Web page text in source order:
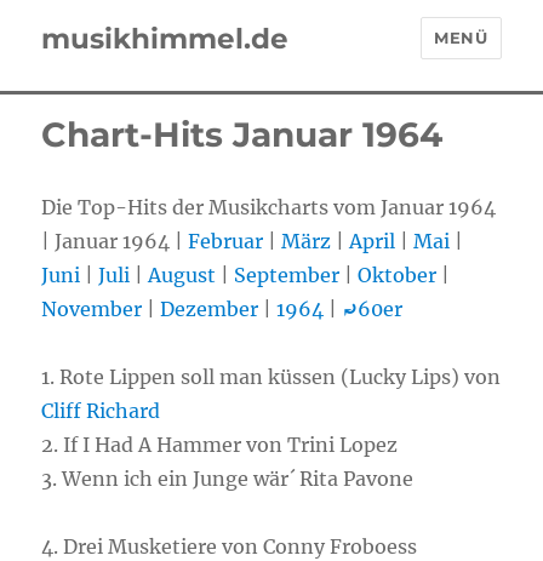
musikhimmel.de MENÜ
Chart-Hits Januar 1964
Die Top-Hits der Musikcharts vom Januar 1964
| Januar 1964 |Februar |März |April |Mai
Juni |Juli |August September |Oktober
November |Dezember |1964 ⤾60er
1. Rote Lippen soll man küssen (Lucky Lips) von
Cliff Richard
2. If I Had A Hammer von Trini Lopez
3. Wenn ich ein Junge wär´ Rita Pavone
4. Drei Musketiere von Conny Froboess